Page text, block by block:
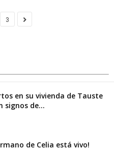
3
en su vivienda de Tauste
signos de...
de Celia está vivo!